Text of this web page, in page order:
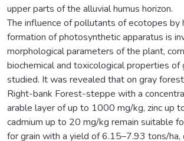
upper parts of the alluvial humus horizon.
The influence of pollutants of ecotopes by
formation of photosynthetic apparatus is
morphological parameters of the plant,
biochemical and toxicological properties of
studied. It was revealed that on gray
Right-bank Forest-steppe with a
arable layer of up to 1000 mg/kg, zinc up
cadmium up to 20 mg/kg remain suitable
for grain with a yield of 6.15–7.93 tons/ha,